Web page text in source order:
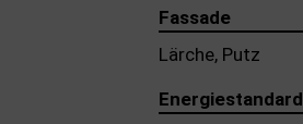
Fassade
Lärche, Putz
Energiestandard